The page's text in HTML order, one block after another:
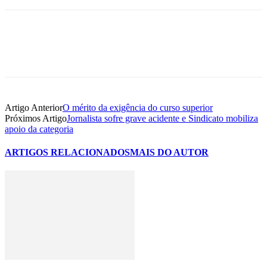
Artigo AnteriorO mérito da exigência do curso superior
Próximos ArtigoJornalista sofre grave acidente e Sindicato mobiliza
apoio da categoria
ARTIGOS RELACIONADOSMAIS DO AUTOR